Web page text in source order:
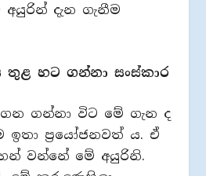
අයුරින් දැන ගැනීම
තුළ හට ගන්නා සංස්කාර
ගන්නා විට මේ ගැන ද
ප්‍රයෝජනවත් ය. ඒ
වන්නේ මේ අයුරිනි.